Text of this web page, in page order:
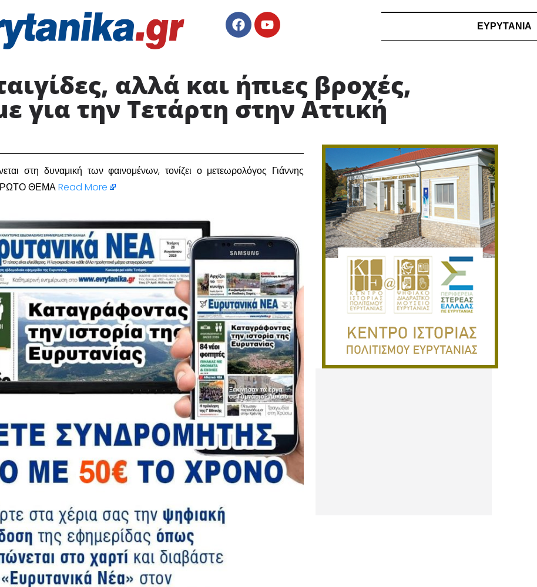
ΕΥΡΥΤΑΝΙΑ
αλλά και ήπιες βροχές,
για την Τετάρτη στην Αττική
στη δυναμική των φαινομένων, τονίζει ο μετεωρολόγος Γιάννης
ΘΕΜΑRead More